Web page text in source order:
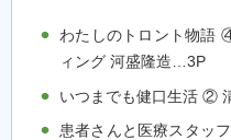
わたしのトロント物語
ィング 河盛隆造…3P
いつまでも健口生活 ②
患者さんと医療スタッ